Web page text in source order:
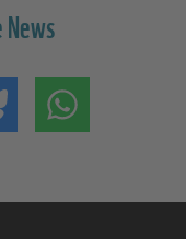
auf Facebook
Teilen auf Bluesky